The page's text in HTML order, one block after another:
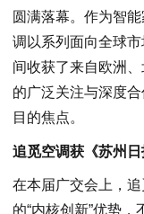
圆满落幕。作为智
调以系列面向全球
间收获了来自欧洲
的广泛关注与深度
目的焦点。
追觅空调获《苏州
在本届广交会上，
的“内核创新”优势